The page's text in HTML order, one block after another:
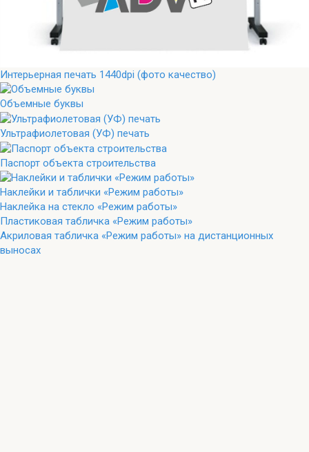
Интерьерная печать 1440dpi (фото качество)
Объемные буквы
Ультрафиолетовая (УФ) печать
Паспорт объекта строительства
Наклейки и таблички «Режим работы»
Наклейка на стекло «Режим работы»
Пластиковая табличка «Режим работы»
Акриловая табличка «Режим работы» на дистанционных
выносах